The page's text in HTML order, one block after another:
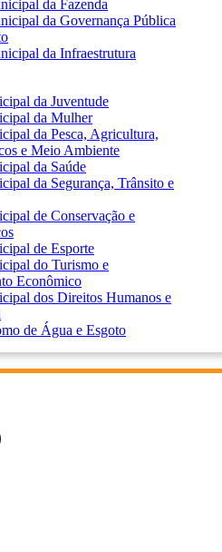
da Fazenda
da Governança Pública
da Infraestrutura
da Juventude
da Mulher
da Pesca, Agricultura,
e Meio Ambiente
da Saúde
da Segurança, Trânsito e
de Conservação e
de Esporte
do Turismo e
Econômico
dos Direitos Humanos e
de Água e Esgoto